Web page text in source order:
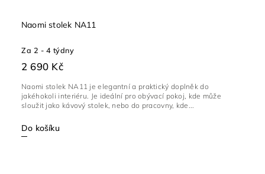
Naomi stolek NA11
Za 2 - 4 týdny
2 690 Kč
Do košíku
Naomi stolek NA11 je elegantní a praktický doplněk do
jakéhokoli interiéru. Je ideální pro obývací pokoj, kde může
sloužit jako kávový stolek, nebo do pracovny, kde...